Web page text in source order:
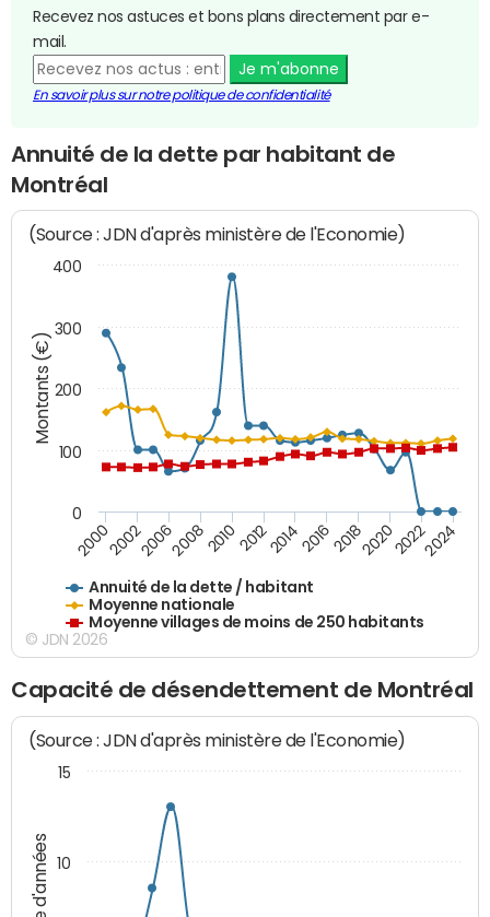
Recevez nos astuces et bons plans directement par e-
mail.
Je m'abonne
En savoir plus sur notre politique de confidentialité
Annuité de la dette par habitant de
Montréal
Montants (€)
(Source : JDN d'après ministère de l'Economie)
Annuité de la dette / habitant
Moyenne nationale
Moyenne villages de moins de 250 habitants
200020022006200820102012201420162018202020222024
0
100
200
300
400
© JDN 2026
Capacité de désendettement de Montréal
(Source : JDN d'après ministère de l'Economie)
10
15